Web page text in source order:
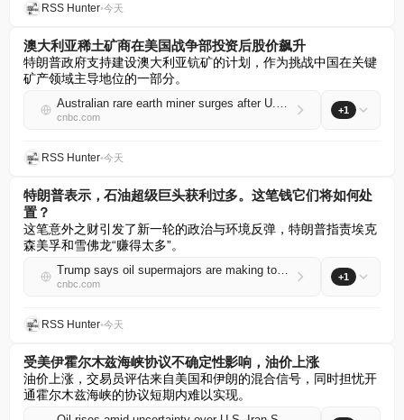
RSS Hunter•今天
澳大利亚稀土矿商在美国战争部投资后股价飙升
特朗普政府支持建设澳大利亚钪矿的计划，作为挑战中国在关键
矿产领域主导地位的一部分。
Australian rare earth miner surges after U.S. Department of War investment
cnbc.com
+1
RSS Hunter•今天
特朗普表示，石油超级巨头获利过多。这笔钱它们将如何处
置？
这笔意外之财引发了新一轮的政治与环境反弹，特朗普指责埃克
森美孚和雪佛龙“赚得太多”。
Trump says oil supermajors are making too much money. What will they do with it?
cnbc.com
+1
RSS Hunter•今天
受美伊霍尔木兹海峡协议不确定性影响，油价上涨
油价上涨，交易员评估来自美国和伊朗的混合信号，同时担忧开
通霍尔木兹海峡的协议短期内难以实现。